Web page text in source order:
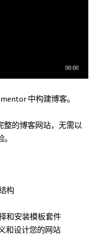
中构建博客。
整的博客网站，无需以
构
和安装模板套件
和设计您的网站